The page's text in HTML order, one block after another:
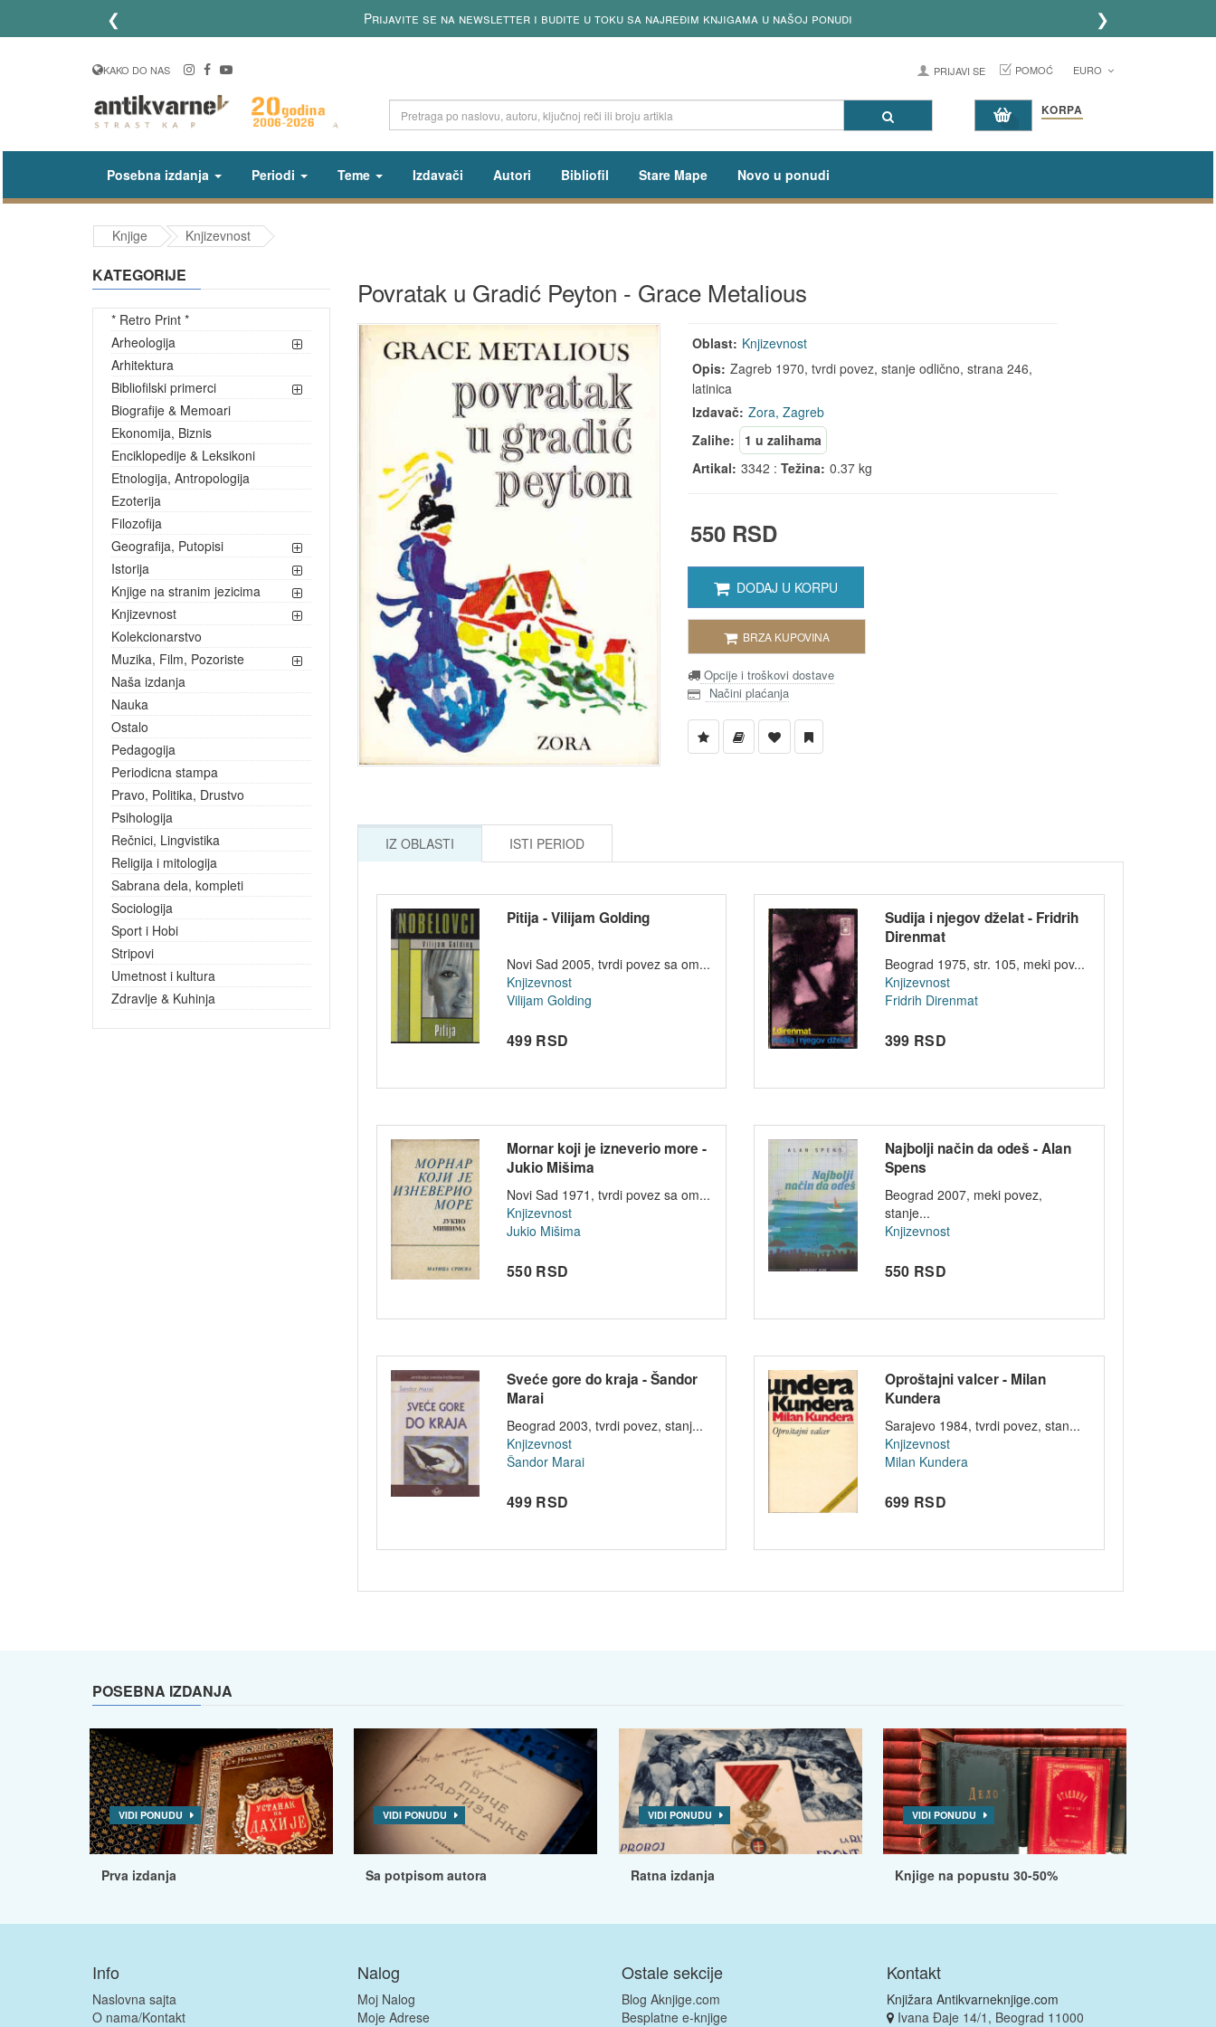
❮ Prijavite se na newsletter i budite u toku sa najređim knjigama u našoj ponudi ❯
KAKO DO NAS PRIJAVI SE POMOĆ EURO
KORPA
Posebna izdanja Periodi Teme Izdavači Autori Bibliofil Stare Mape Novo u ponudi
Knjige Knjizevnost
KATEGORIJE
* Retro Print *
Arheologija
Arhitektura
Bibliofilski primerci
Biografije & Memoari
Ekonomija, Biznis
Enciklopedije & Leksikoni
Etnologija, Antropologija
Ezoterija
Filozofija
Geografija, Putopisi
Istorija
Knjige na stranim jezicima
Knjizevnost
Kolekcionarstvo
Muzika, Film, Pozoriste
Naša izdanja
Nauka
Ostalo
Pedagogija
Periodicna stampa
Pravo, Politika, Drustvo
Psihologija
Rečnici, Lingvistika
Religija i mitologija
Sabrana dela, kompleti
Sociologija
Sport i Hobi
Stripovi
Umetnost i kultura
Zdravlje & Kuhinja
Povratak u Gradić Peyton - Grace Metalious
Oblast: Knjizevnost
Opis: Zagreb 1970, tvrdi povez, stanje odlično, strana 246,
latinica
Izdavač: Zora, Zagreb
Zalihe:
1 u zalihama
Artikal: 3342 :Težina: 0.37 kg
550 RSD
DODAJ U KORPU
BRZA KUPOVINA
Opcije i troškovi dostave
Načini plaćanja
IZ OBLASTI ISTI PERIOD
Pitija - Vilijam Golding
Novi Sad 2005, tvrdi povez sa om...
Knjizevnost
Vilijam Golding
499 RSD
Sudija i njegov dželat - Fridrih
Direnmat
Beograd 1975, str. 105, meki pov...
Knjizevnost
Fridrih Direnmat
399 RSD
Mornar koji je izneverio more -
Jukio Mišima
Novi Sad 1971, tvrdi povez sa om...
Knjizevnost
Jukio Mišima
550 RSD
Najbolji način da odeš - Alan
Spens
Beograd 2007, meki povez,
stanje...
Knjizevnost
550 RSD
Sveće gore do kraja - Šandor
Marai
Beograd 2003, tvrdi povez, stanj...
Knjizevnost
Šandor Marai
499 RSD
Oproštajni valcer - Milan
Kundera
Sarajevo 1984, tvrdi povez, stan...
Knjizevnost
Milan Kundera
699 RSD
POSEBNA IZDANJA
VIDI PONUDU
Prva izdanja
VIDI PONUDU
Sa potpisom autora
VIDI PONUDU
Ratna izdanja
VIDI PONUDU
Knjige na popustu 30-50%
Info
Naslovna sajta
O nama/Kontakt
Nalog
Moj Nalog
Moje Adrese
Ostale sekcije
Blog Aknjige.com
Besplatne e-knjige
Kontakt
Knjižara Antikvarneknjige.com
Ivana Đaje 14/1, Beograd 11000